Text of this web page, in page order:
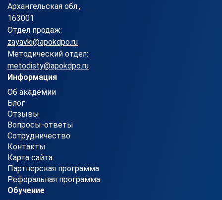
Архангельская обл.,
163001
Отдел продаж:
zayavki@apokdpo.ru
Методический отдел:
metodisty@apokdpo.ru
Информация
Об академии
Блог
Отзывы
Вопросы-ответы
Сотрудничество
Контакты
Карта сайта
Партнерская программа
Реферальная программа
Обучение